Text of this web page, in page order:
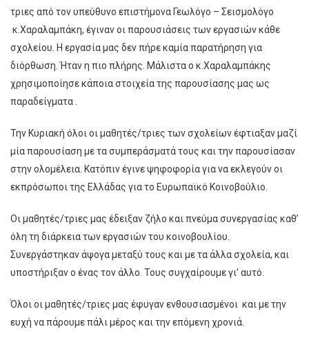
τριες από τον υπεύθυνο επιστήμονα Γεωλόγο – Σεισμολόγο
κ.Χαραλαμπάκη, έγιναν οι παρουσιάσεις των εργασιών κάθε
σχολείου. Η εργασία μας δεν πήρε καμία παρατήρηση για
διόρθωση. Ήταν η πιο πλήρης. Μάλιστα ο κ.Χαραλαμπάκης
χρησιμοποίησε κάποια στοιχεία της παρουσίασης μας ως
παραδείγματα .
Την Κυριακή όλοι οι μαθητές/τριες των σχολείων έφτιαξαν μαζί
μία παρουσίαση με τα συμπεράσματά τους και την παρουσίασαν
στην ολομέλεια. Κατόπιν έγινε ψηφοφορία για να εκλεγούν οι
εκπρόσωποι της Ελλάδας για το Ευρωπαϊκό Κοινοβούλιο.
Οι μαθητές/τριες μας έδειξαν ζήλο και πνεύμα συνεργασίας καθ’
όλη τη διάρκεια των εργασιών του κοινοβουλίου.
Συνεργάστηκαν άψογα μεταξύ τους και με τα άλλα σχολεία, και
υποστήριξαν ο ένας τον άλλο. Τους συγχαίρουμε γι’ αυτό.
Όλοι οι μαθητές/τριες μας έφυγαν ενθουσιασμένοι και με την
ευχή να πάρουμε πάλι μέρος και την επόμενη χρονιά.